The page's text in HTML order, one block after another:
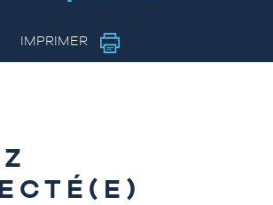
IMPRIMER